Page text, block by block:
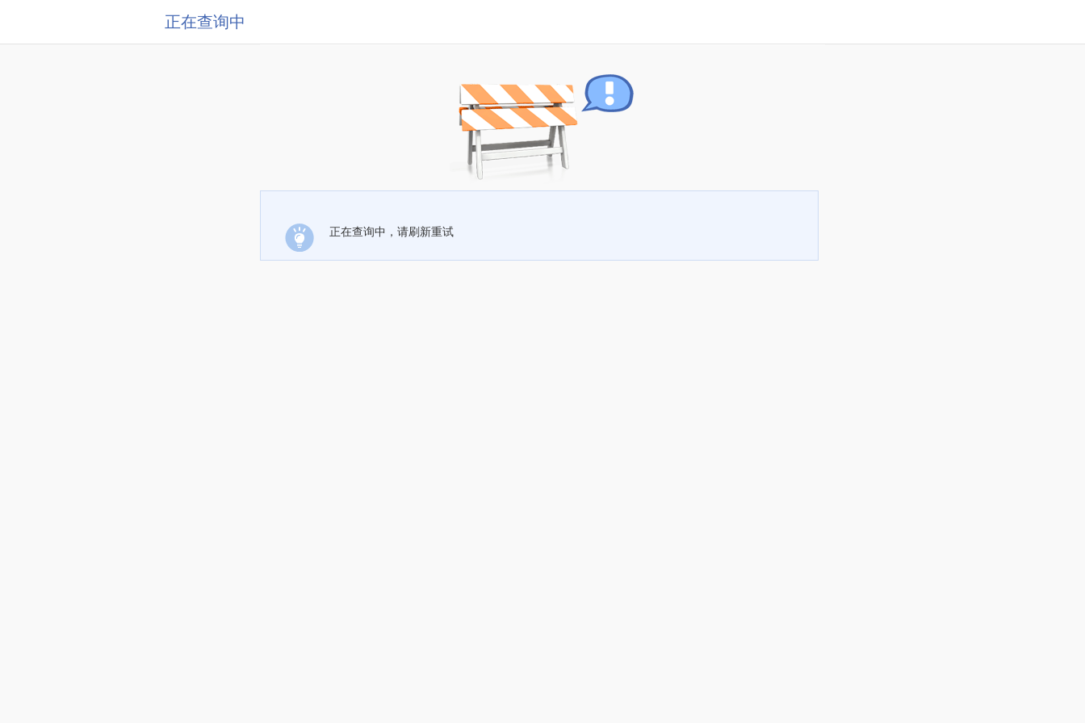
正在查询中
正在查询中，请刷新重试